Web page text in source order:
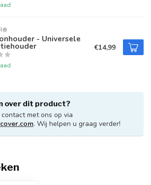
- Universele
€14,99
over dit product?
met ons op via
. Wij helpen u graag verder!